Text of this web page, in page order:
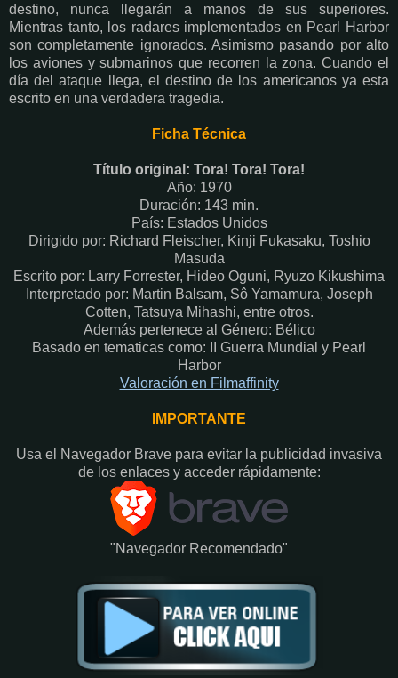
destino, nunca llegarán a manos de sus superiores.
Mientras tanto, los radares implementados en Pearl Harbor
son completamente ignorados. Asimismo pasando por alto
los aviones y submarinos que recorren la zona. Cuando el
día del ataque llega, el destino de los americanos ya esta
escrito en una verdadera tragedia.
Ficha Técnica
Título original: Tora! Tora! Tora!
Año: 1970
Duración: 143 min.
País: Estados Unidos
Dirigido por: Richard Fleischer, Kinji Fukasaku, Toshio
Masuda
Escrito por: Larry Forrester, Hideo Oguni, Ryuzo Kikushima
Interpretado por: Martin Balsam, Sô Yamamura, Joseph
Cotten, Tatsuya Mihashi, entre otros.
Además pertenece al Género: Bélico
Basado en tematicas como: II Guerra Mundial y Pearl
Harbor
Valoración en Fi lmaffinity
IMPORTANTE
Usa el Navegador Brave para evitar la publicidad invasiva
de los enlaces y acceder rápidamente:​
"Navegador Recomendado"